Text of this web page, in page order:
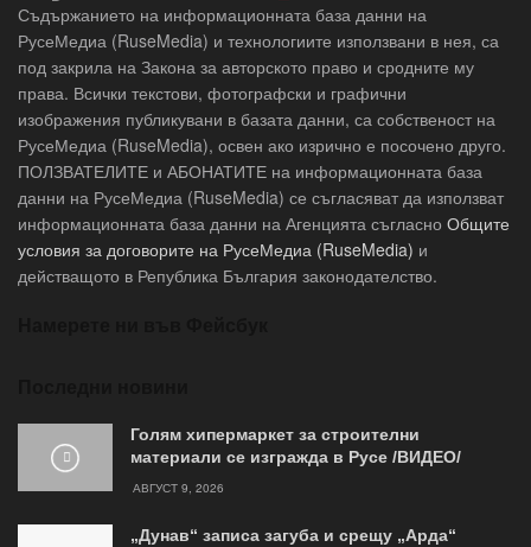
Съдържанието на информационната база данни на
РусеМедиа (RuseMedia) и технологиите използвани в нея, са
под закрила на Закона за авторското право и сродните му
права. Всички текстови, фотографски и графични
изображения публикувани в базата данни, са собственост на
РусеМедиа (RuseMedia), освен ако изрично е посочено друго.
ПОЛЗВАТЕЛИТЕ и АБОНАТИТЕ на информационната база
данни на РусеМедиа (RuseMedia) се съгласяват да използват
информационната база данни на Агенцията съгласно Общите
условия за договорите на РусеМедиа (RuseMedia) и
действащото в Република България законодателство.
Голям хипермаркет за строителни
материали се изгражда в Русе /ВИДЕО/
АВГУСТ 9, 2026
„Дунав“ записа загуба и срещу „Арда“